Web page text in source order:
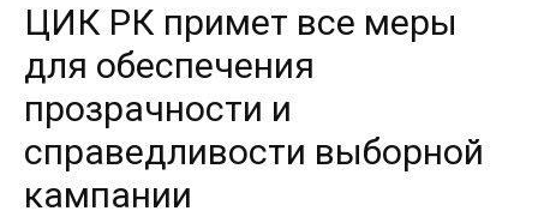
ЦИК РК примет все меры
для обеспечения
прозрачности и
справедливости выборной
кампании